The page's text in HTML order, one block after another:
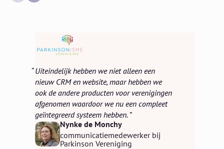
Uiteindelijk hebben we niet alleen een
nieuw CRM en website, maar hebben we
ook de andere producten voor verenigingen
afgenomen waardoor we nu een compleet
geïntegreerd systeem hebben.
Nynke de Monchy
communicatiemedewerker bij
Parkinson Vereniging